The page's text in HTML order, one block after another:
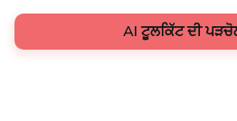
AI ਟੂਲਕਿੱਟ ਦੀ